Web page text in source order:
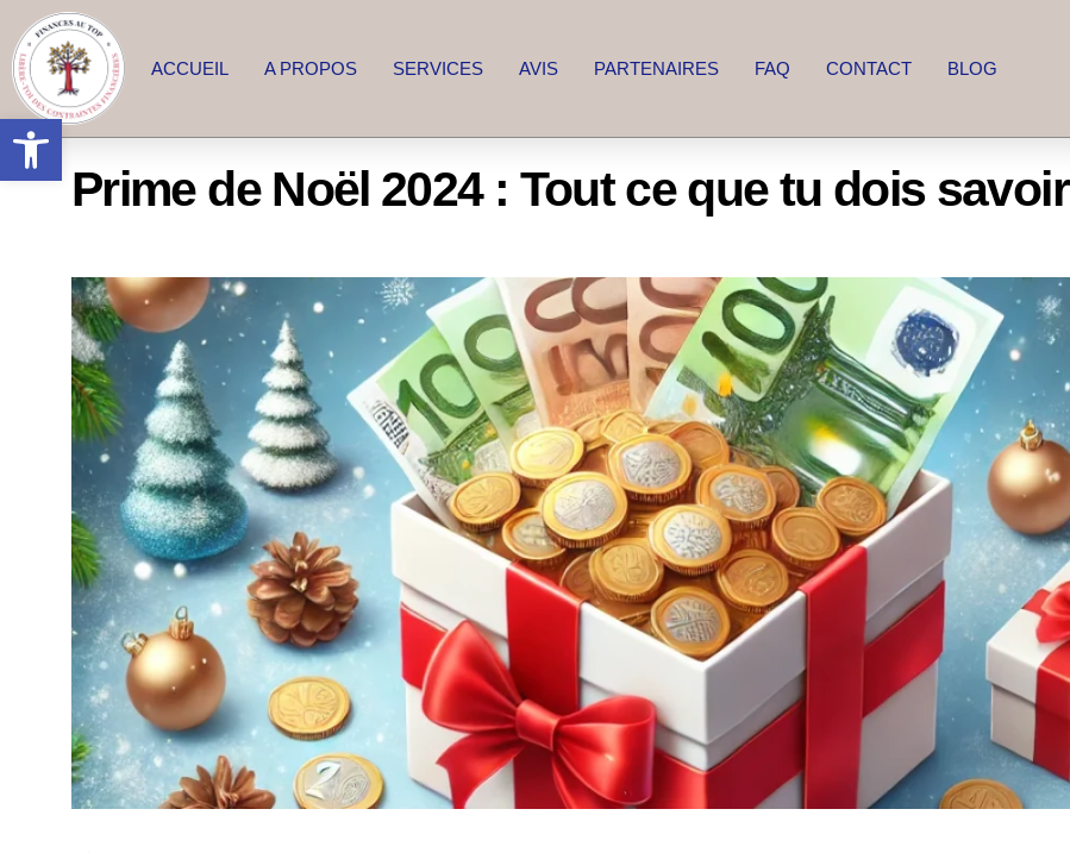
Ouvrir la barre d’outils
ACCUEIL A PROPOS SERVICES AVIS PARTENAIRES FAQ CONTACT BLOG
Prime de Noël 2024 : Tout ce que tu dois savoir